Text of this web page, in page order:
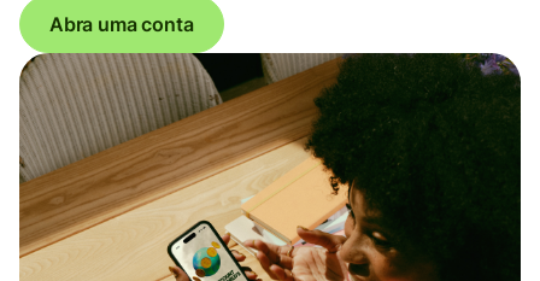
Abra uma conta